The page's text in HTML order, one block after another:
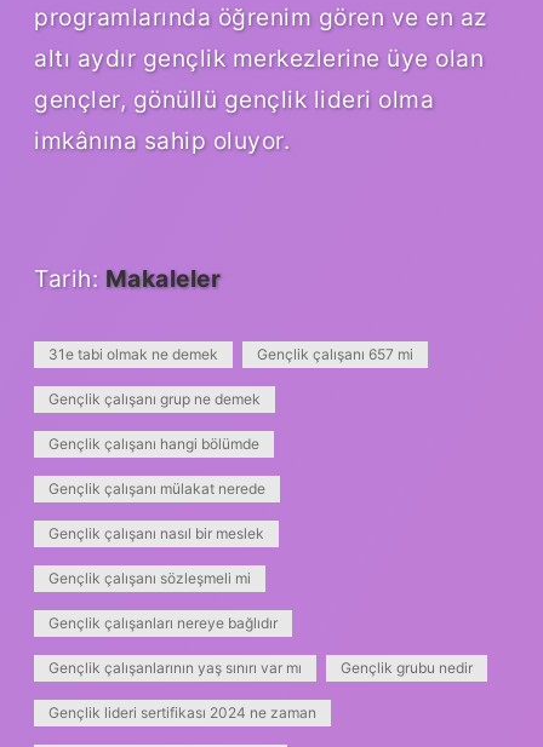
programlarında öğrenim gören ve en az
altı aydır gençlik merkezlerine üye olan
gençler, gönüllü gençlik lideri olma
imkânına sahip oluyor.
Tarih: Makaleler
31e tabi olmak ne demek Gençlik çalışanı 657 mi
Gençlik çalışanı grup ne demek
Gençlik çalışanı hangi bölümde
Gençlik çalışanı mülakat nerede
Gençlik çalışanı nasıl bir meslek
Gençlik çalışanı sözleşmeli mi
Gençlik çalışanları nereye bağlıdır
Gençlik çalışanlarının yaş sınırı var mı Gençlik grubu nedir
Gençlik lideri sertifikası 2024 ne zaman